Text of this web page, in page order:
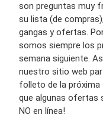
son preguntas muy
su lista (de
gangas y ofertas.
somos siempre los
semana siguiente.
nuestro sitio web
folleto de la próxima
que algunas ofertas
NO en línea!